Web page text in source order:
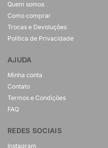
Quem somos
Como comprar
Trocas e Devoluções
Política de Privacidade
AJUDA
Minha conta
Contato
Termos e Condições
FAQ
REDES SOCIAIS
Instagram